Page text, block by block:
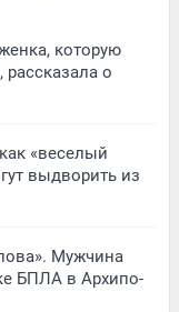
которую
о
«веселый
выдворить из
Мужчина
БПЛА в Архипо-